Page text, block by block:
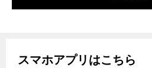
スマホアプリはこちら